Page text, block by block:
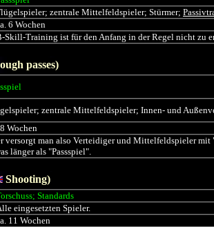
zentrale Mittelfeldspieler; Stürmer;
6 Wochen
Skill-Training ist für den Anfang in der Regel nicht zu
passes)
zentrale Mittelfeldspieler; Innen- und
Wochen
versorgt man also Verteidiger und Mittelfeldspieler
länger als "Passspiel".
Shooting)
Standards
eingesetzten Spieler.
11 Wochen